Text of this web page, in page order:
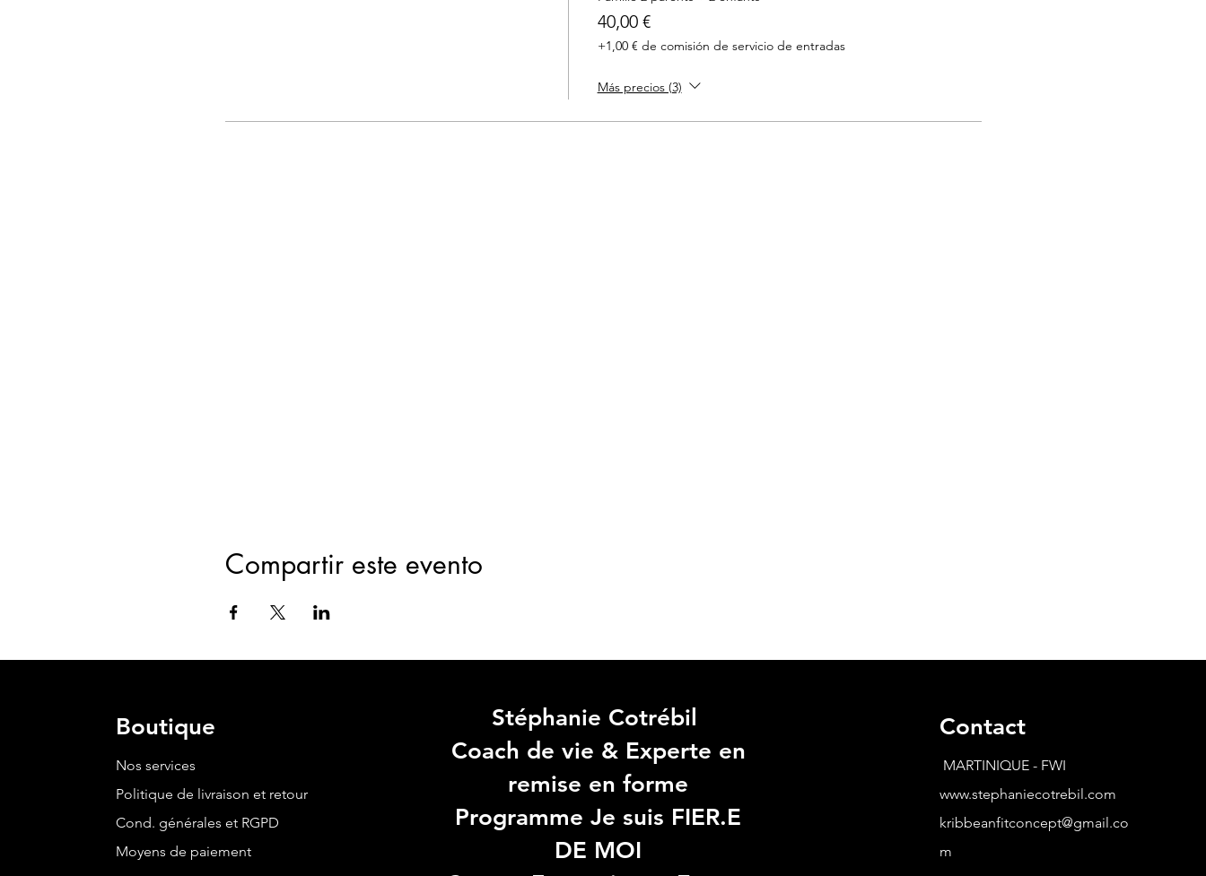
40,00 €
+1,00 € de comisión de servicio de entradas
Más precios (3)
Compartir este evento
Boutique
Nos services
Politique de livraison et retour
Cond. générales et RGPD
Moyens de paiement
Stéphanie Cotrébil
Coach de vie & Experte en
remise en forme
Programme Je suis FIER.E
DE MOI
Contact
MARTINIQUE - FWI
www.stephaniecotrebil.com
kribbeanfitconcept@gmail.co
m